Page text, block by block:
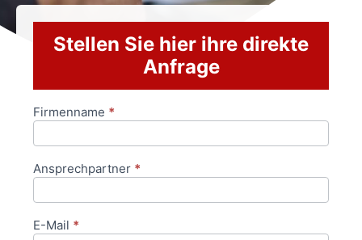
Stellen Sie hier ihre direkte
Anfrage
Anfrageformular
Firmenname *
Ansprechpartner *
E-Mail *